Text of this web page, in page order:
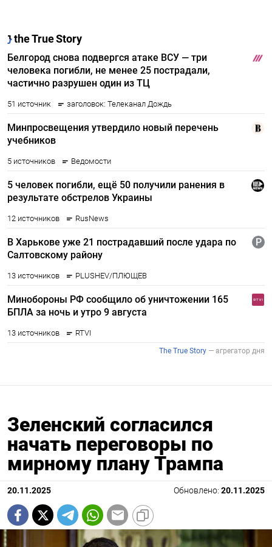
Зеленский согласился
начать переговоры по
мирному плану Трампа
20.11.2025 Обновлено: 20.11.2025